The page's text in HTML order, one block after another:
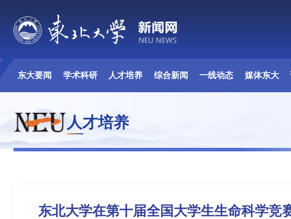
东大要闻 学术科研 人才培养 综合新闻 一线动态 媒体东大
人才培养
东北大学在第十届全国大学生生命科学竞